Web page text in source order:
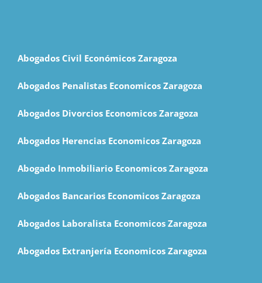
Abogados Civil Económicos Zaragoza
Abogados Penalistas Economicos Zaragoza
Abogados Divorcios Economicos Zaragoza
Abogados Herencias Economicos Zaragoza
Abogado Inmobiliario Economicos Zaragoza
Abogados Bancarios Economicos Zaragoza
Abogados Laboralista Economicos Zaragoza
Abogados Extranjería Economicos Zaragoza